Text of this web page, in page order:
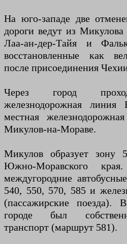
На юго-западе две
дороги ведут из
Лаа-ан-дер-Тайя и
восстановленные как
после присоединения
Через город
железнодорожная
местная
Микулов-на-Мораве.
Микулов образует зону
Южно-Моравского
междугородние
540, 550, 570, 585 и
(пассажирские поезда).
городе был
транспорт (маршрут 581).